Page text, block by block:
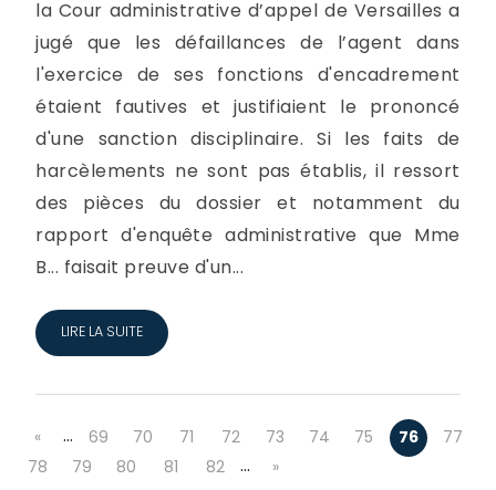
la Cour administrative d’appel de Versailles a
jugé que les défaillances de l’agent dans
l'exercice de ses fonctions d'encadrement
étaient fautives et justifiaient le prononcé
d'une sanction disciplinaire. Si les faits de
harcèlements ne sont pas établis, il ressort
des pièces du dossier et notamment du
rapport d'enquête administrative que Mme
B... faisait preuve d'un...
LIRE LA SUITE
« … 69 70 71 72 73 74 75 76
77
78
79 80 81 82 … »